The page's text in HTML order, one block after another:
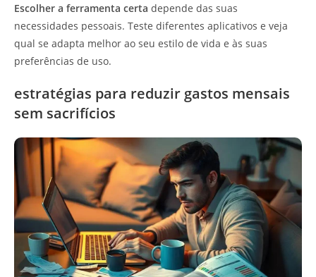
Escolher a ferramenta certa depende das suas
necessidades pessoais. Teste diferentes aplicativos e veja
qual se adapta melhor ao seu estilo de vida e às suas
preferências de uso.
estratégias para reduzir gastos mensais
sem sacrifícios